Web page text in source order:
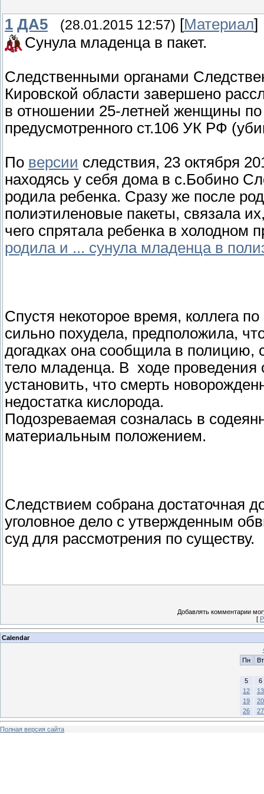
1 ДА5 (28.01.2015 12:57) [Материал]
Сунула младенца в пакет.
Следственными органами
Кировской области завершено
в отношении 25-летней женщины по
предусмотренного ст.106 УК РФ
По версии следствия, 23 октября
находясь у себя дома в с.Бобино
родила ребенка. Сразу же после
полиэтиленовые пакеты, связала
чего спрятала ребенка в холодном
родила и ... сунула младенца в
Спустя некоторое время, коллега
сильно похудела, предположила,
догадках она сообщила в полицию,
тело младенца. В ходе проведения
установить, что смерть
недостатка кислорода.
Подозреваемая созналась в
материальным положением.
Следствием собрана достаточная
уголовное дело с утвержденным
суд для рассмотрения по существу.
Добавлять комментарии
[
Calendar
Пн
Вт
5
6
12
13
19
20
26
27
Полная версия сайта